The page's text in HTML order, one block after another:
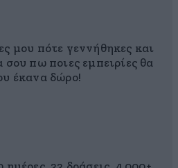
μου πότε γεννήθηκες και
σου πω ποιες εμπειρίες θα
έκανα δώρο!